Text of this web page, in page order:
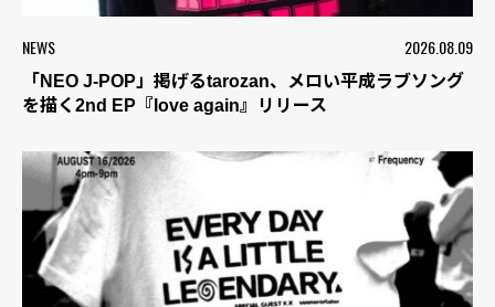
NEWS 2026.08.09
「NEO J-POP」掲げるtarozan、メロい平成ラブソング
を描く2nd EP『love again』リリース